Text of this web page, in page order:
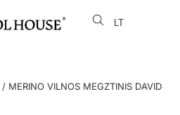
LT
EN
/ MERINO VILNOS MEGZTINIS DAVID